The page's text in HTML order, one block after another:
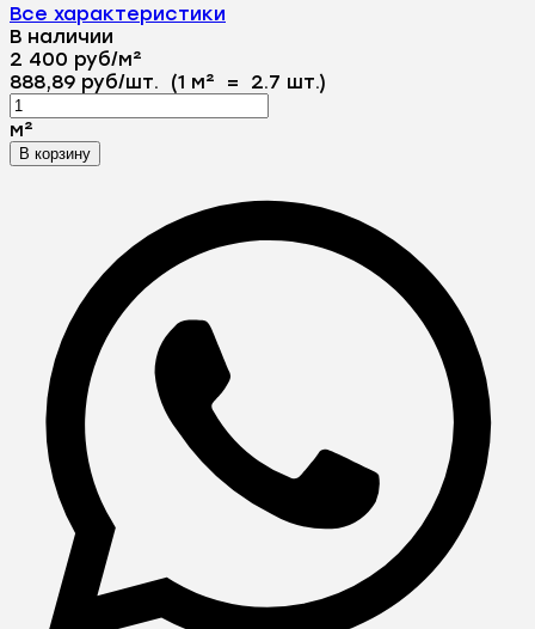
Все характеристики
В наличии
2 400 руб/м²
888,89 руб/шт. (1 м² = 2.7 шт.)
м²
В корзину